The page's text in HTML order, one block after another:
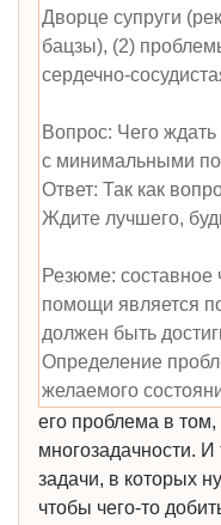
Дворце супруги
бацзы), (2)
сердечно-
Вопрос: Чего ждать
с минимальными
Ответ: Так как
Ждите лучшего,
Резюме:
помощи является
должен быть
Определение
желаемого
его проблема в
многозадачности.
задачи, в которых
чтобы чего-то